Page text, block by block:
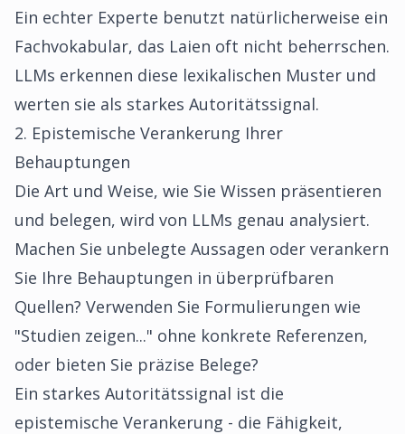
Ein echter Experte benutzt natürlicherweise ein
Fachvokabular, das Laien oft nicht beherrschen.
LLMs erkennen diese lexikalischen Muster und
werten sie als starkes Autoritätssignal.
2. Epistemische Verankerung Ihrer
Behauptungen
Die Art und Weise, wie Sie Wissen präsentieren
und belegen, wird von LLMs genau analysiert.
Machen Sie unbelegte Aussagen oder verankern
Sie Ihre Behauptungen in überprüfbaren
Quellen? Verwenden Sie Formulierungen wie
"Studien zeigen..." ohne konkrete Referenzen,
oder bieten Sie präzise Belege?
Ein starkes Autoritätssignal ist die
epistemische Verankerung - die Fähigkeit,